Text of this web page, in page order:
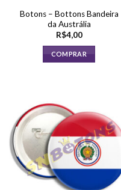
Botons – Bottons Bandeira
da Austrália
R$4,00
COMPRAR